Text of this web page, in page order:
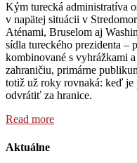
Kým turecká administratíva
v napätej situácii v
Aténami, Bruselom aj
sídla tureckého prezidenta –
kombinované s vyhrážkami
zahraničiu, primárne
totiž už roky rovnaká: keď je
odvrátiť za hranice.
Read more
Aktuálne